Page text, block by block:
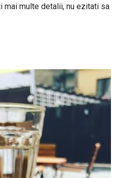
mai multe detalii, nu ezitati sa